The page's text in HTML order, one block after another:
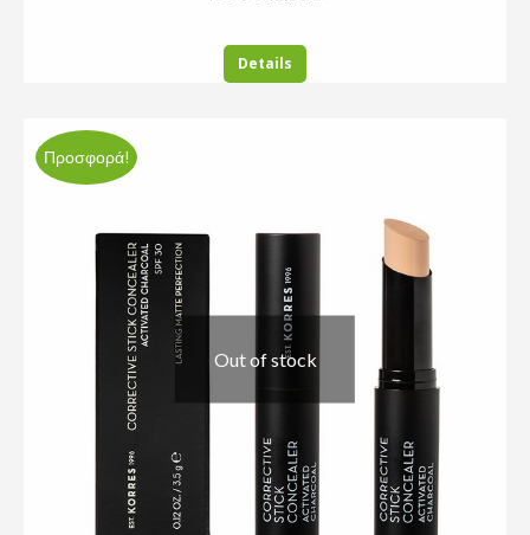
was:
18.00€.
Details
Προσφορά!
Out of stock